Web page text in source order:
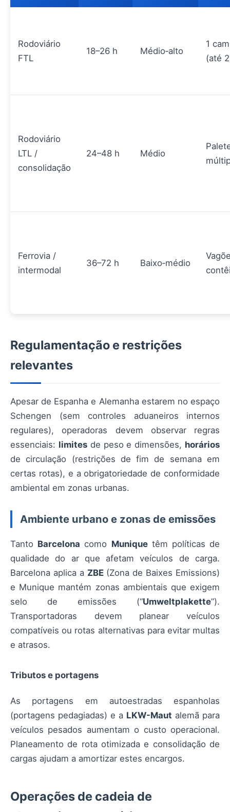
Rodoviário
FTL
18–26 h Médio‑alto
1
(até
Rodoviário
LTL /
consolidação
24–48 h Médio
Ferrovia /
intermodal
36–72 h Baixo‑médio
Regulamentação e restrições
relevantes
Apesar de Espanha e Alemanha estarem no espaço
Schengen (sem controles aduaneiros internos
regulares), operadoras devem observar regras
essenciais: limitesde peso e dimensões, horários
de circulação (restrições de fim de semana em
certas rotas), e a obrigatoriedade de conformidade
ambiental em zonas urbanas.
Ambiente urbano e zonas de emissões
Tanto Barcelona como Muniquetêm políticas de
qualidade do ar que afetam veículos de carga.
Barcelona aplica a ZBE(Zona de Baixes Emissions)
e Munique mantém zonas ambientais que exigem
selo de emissões (“Umweltplakette”).
Transportadoras devem planear veículos
compatíveis ou rotas alternativas para evitar multas
e atrasos.
Tributos e portagens
As portagens em autoestradas espanholas
(portagens pedagiadas) e a LKW-Maut alemã para
veículos pesados aumentam o custo operacional.
Planeamento de rota otimizada e consolidação de
cargas ajudam a amortizar estes encargos.
Operações de cadeia de